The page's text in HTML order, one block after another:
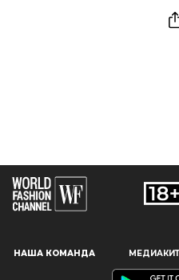
Наш сайт использует файлы
НАША КОМАНДА МЕДИАКИТ